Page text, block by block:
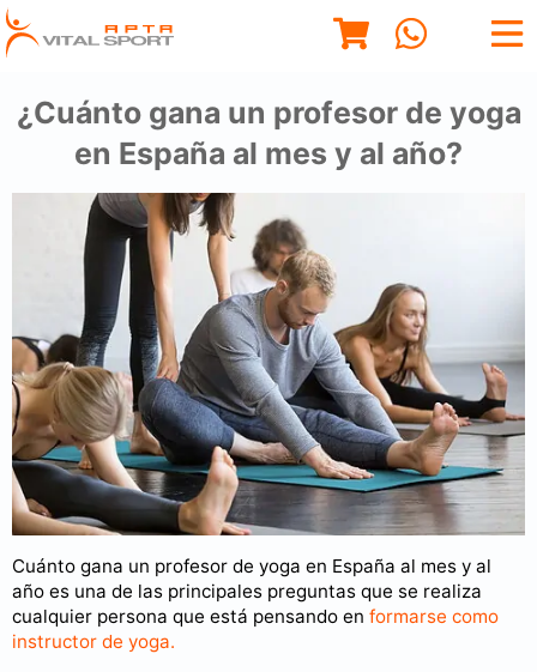
¿Cuánto gana un profesor de yoga
en España al mes y al año?
Cuánto gana un profesor de yoga en España al mes y al
año es una de las principales preguntas que se realiza
cualquier persona que está pensando en formarse como
instructor de yoga.